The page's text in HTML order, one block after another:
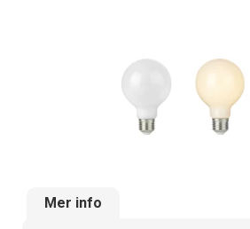
Mer info